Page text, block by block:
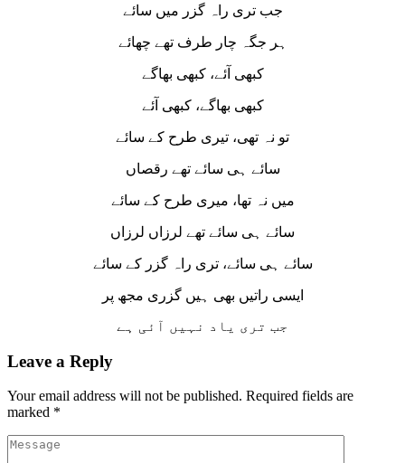
جب تری راہ گزر میں سائے
ہر جگہ چار طرف تھے چھائے
کبھی آئے، کبھی بھاگے
کبھی بھاگے، کبھی آئے
تو نہ تھی، تیری طرح کے سائے
سائے ہی سائے تھے رقصاں
میں نہ تھا، میری طرح کے سائے
سائے ہی سائے تھے لرزاں لرزاں
سائے ہی سائے، تری راہ گزر کے سائے
ایسی راتیں بھی ہیں گزری مجھ پر
جب تری یاد نہیں آئی ہے
Leave a Reply
Your email address will not be published. Required fields are
marked *